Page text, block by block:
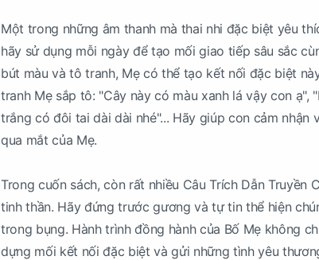
Một trong những âm thanh mà thai nhi đặc biệt yêu
hãy sử dụng mỗi ngày để tạo mối giao tiếp sâu sắc
bút màu và tô tranh, Mẹ có thể tạo kết nối đặc biệt
tranh Mẹ sắp tô: "Cây này có màu xanh lá vậy con ạ",
trắng có đôi tai dài dài nhé"... Hãy giúp con cảm nhận
qua mắt của Mẹ.
Trong cuốn sách, còn rất nhiều Câu Trích Dẫn Truyền
tinh thần. Hãy đứng trước gương và tự tin thể hiện
trong bụng. Hành trình đồng hành của Bố Mẹ không
dựng mối kết nối đặc biệt và gửi những tình yêu